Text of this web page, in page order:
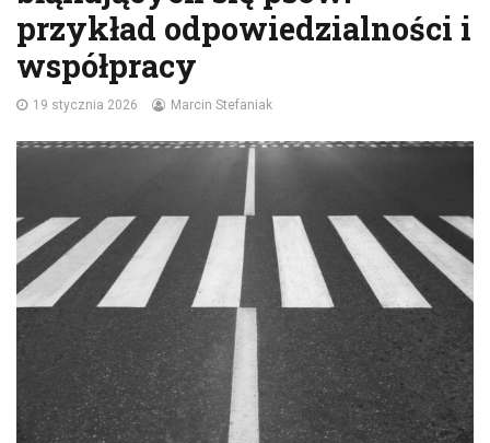
przykład odpowiedzialności i
współpracy
19 stycznia 2026 Marcin Stefaniak